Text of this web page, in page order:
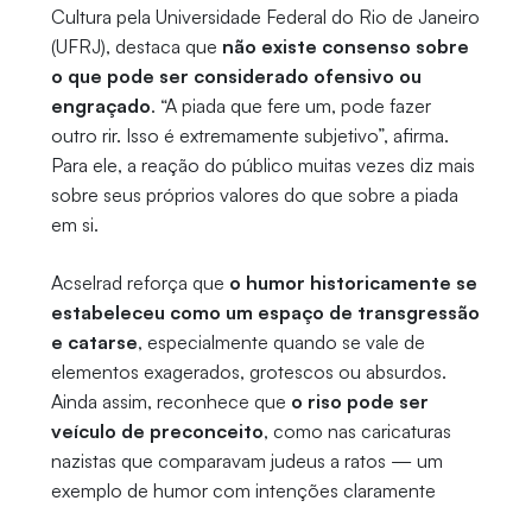
Cultura pela Universidade Federal do Rio de Janeiro
(UFRJ), destaca que não existe consenso sobre
o que pode ser considerado ofensivo ou
engraçado. “A piada que fere um, pode fazer
outro rir. Isso é extremamente subjetivo”, afirma.
Para ele, a reação do público muitas vezes diz mais
sobre seus próprios valores do que sobre a piada
em si.
Acselrad reforça que o humor historicamente se
estabeleceu como um espaço de transgressão
e catarse, especialmente quando se vale de
elementos exagerados, grotescos ou absurdos.
Ainda assim, reconhece que o riso pode ser
veículo de preconceito, como nas caricaturas
nazistas que comparavam judeus a ratos — um
exemplo de humor com intenções claramente